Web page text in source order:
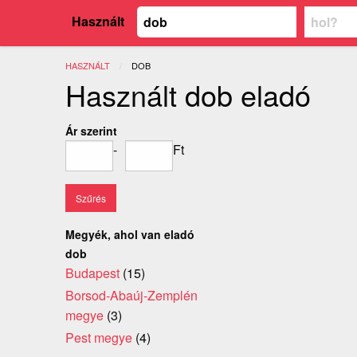
Használt
HASZNÁLT JELENLEGI:
DOB
Használt dob eladó
Ár szerint
- Ft
Megyék, ahol van eladó
dob
Budapest (15)
Borsod-Abaúj-Zemplén
megye (3)
Pest megye (4)